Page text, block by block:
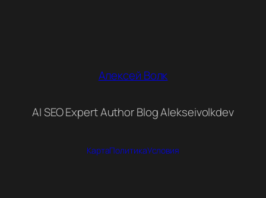
Алексей Волк
AI SEO Expert Author Blog Alekseivolkdev
КартаПолитикаУсловия